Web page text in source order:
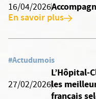
16/04/2026
En savoir plus
#Actudumois
27/02/2026
L’Hôpital-
les
français